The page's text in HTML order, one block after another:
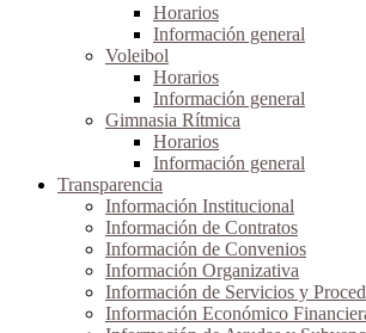
Horarios
Información general
Voleibol
Horarios
Información general
Gimnasia Rítmica
Horarios
Información general
Transparencia
Información Institucional
Información de Contratos
Información de Convenios
Información Organizativa
Información de Servicios y
Información Económico